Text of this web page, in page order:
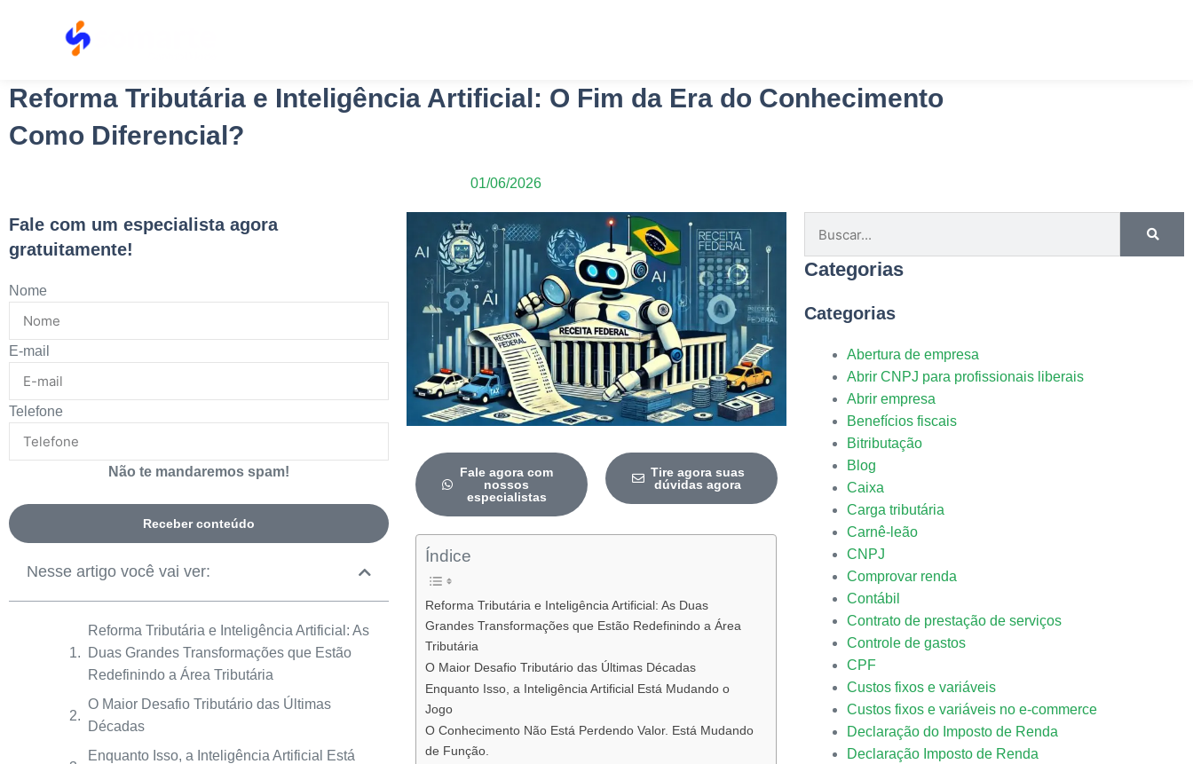
Reforma Tributária e Inteligência Artificial: O Fim da Era do Conhecimento
Como Diferencial?
01/06/2026
Fale com um especialista agora
gratuitamente!
Nome
E-mail
Telefone
Não te mandaremos spam!
Receber conteúdo
Nesse artigo você vai ver:
Reforma Tributária e Inteligência Artificial: As
Duas Grandes Transformações que Estão
Redefinindo a Área Tributária
O Maior Desafio Tributário das Últimas
Décadas
Enquanto Isso, a Inteligência Artificial Está
Fale agora com
nossos
especialistas
Tire agora suas
dúvidas agora
Índice
Reforma Tributária e Inteligência Artificial: As Duas
Grandes Transformações que Estão Redefinindo a Área
Tributária
O Maior Desafio Tributário das Últimas Décadas
Enquanto Isso, a Inteligência Artificial Está Mudando o
Jogo
O Conhecimento Não Está Perdendo Valor. Está Mudando
de Função.
Categorias
Categorias
Abertura de empresa
Abrir CNPJ para profissionais liberais
Abrir empresa
Benefícios fiscais
Bitributação
Blog
Caixa
Carga tributária
Carnê-leão
CNPJ
Comprovar renda
Contábil
Contrato de prestação de serviços
Controle de gastos
CPF
Custos fixos e variáveis
Custos fixos e variáveis no e-commerce
Declaração do Imposto de Renda
Declaração Imposto de Renda